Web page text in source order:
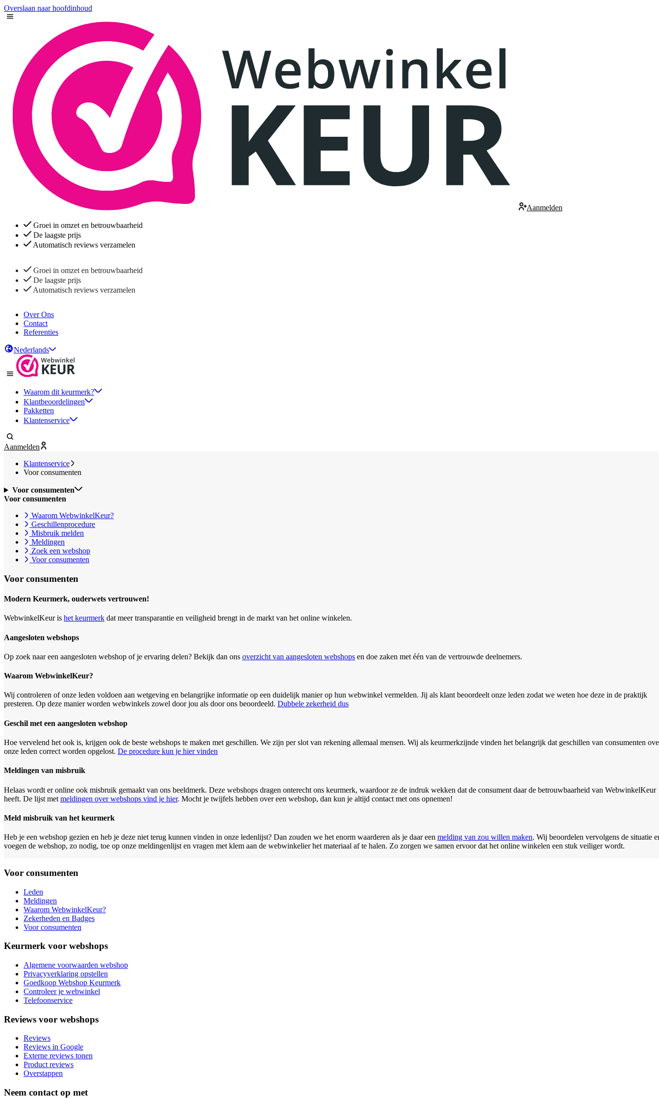
Overslaan naar hoofdinhoud
Aanmelden
Groei in omzet en betrouwbaarheid
De laagste prijs
Automatisch reviews verzamelen
Groei in omzet en betrouwbaarheid
De laagste prijs
Automatisch reviews verzamelen
Over Ons
Contact
Referenties
Nederlands
Waarom dit keurmerk?
Klantbeoordelingen
Pakketten
Klantenservice
Aanmelden
Klantenservice
Voor consumenten
Voor consumenten
Voor consumenten
Waarom WebwinkelKeur?
Geschillenprocedure
Misbruik melden
Meldingen
Zoek een webshop
Voor consumenten
Voor consumenten
Modern Keurmerk, ouderwets vertrouwen!
WebwinkelKeur is het keurmerk dat meer transparantie en veiligheid brengt in de markt van het online winkelen.
Aangesloten webshops
Op zoek naar een aangesloten webshop of je ervaring delen? Bekijk dan ons overzicht van aangesloten webshops en doe zaken met één van de vertrouwde deelnemers.
Waarom WebwinkelKeur?
Wij controleren of onze leden voldoen aan wetgeving en belangrijke informatie op een duidelijk manier op hun webwinkel vermelden. Jij als klant beoordeelt onze leden zodat we weten hoe deze in de praktijk
presteren. Op deze manier worden webwinkels zowel door jou als door ons beoordeeld. Dubbele zekerheid dus
Geschil met een aangesloten webshop
Hoe vervelend het ook is, krijgen ook de beste webshops te maken met geschillen. We zijn per slot van rekening allemaal mensen. Wij als keurmerkzijnde vinden het belangrijk dat geschillen van consumenten
onze leden correct worden opgelost. De procedure kun je hier vinden
Meldingen van misbruik
Helaas wordt er online ook misbruik gemaakt van ons beeldmerk. Deze webshops dragen onterecht ons keurmerk, waardoor ze de indruk wekken dat de consument daar de betrouwbaarheid van WebwinkelKeur
heeft. De lijst met meldingen over webshops vind je hier. Mocht je twijfels hebben over een webshop, dan kun je altijd contact met ons opnemen!
Meld misbruik van het keurmerk
Heb je een webshop gezien en heb je deze niet terug kunnen vinden in onze ledenlijst? Dan zouden we het enorm waarderen als je daar een melding van zou willen maken. Wij beoordelen vervolgens de situatie
voegen de webshop, zo nodig, toe op onze meldingenlijst en vragen met klem aan de webwinkelier het materiaal af te halen. Zo zorgen we samen ervoor dat het online winkelen een stuk veiliger wordt.
Voor consumenten
Leden
Meldingen
Waarom WebwinkelKeur?
Zekerheden en Badges
Voor consumenten
Keurmerk voor webshops
Algemene voorwaarden webshop
Privacyverklaring opstellen
Goedkoop Webshop Keurmerk
Controleer je webwinkel
Telefoonservice
Reviews voor webshops
Reviews
Reviews in Google
Externe reviews tonen
Product reviews
Overstappen
Neem contact op met